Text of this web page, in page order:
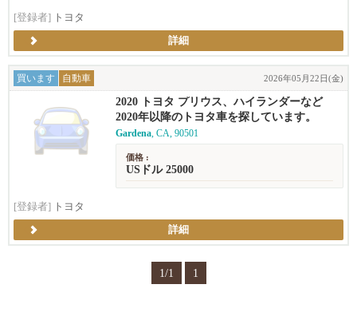
[登録者] トヨタ
詳細
買います 自動車 2026年05月22日(金)
2020 トヨタ プリウス、ハイランダーなど
2020年以降のトヨタ車を探しています。
Gardena, CA, 90501
価格 :
USドル 25000
[登録者] トヨタ
詳細
1/1 1